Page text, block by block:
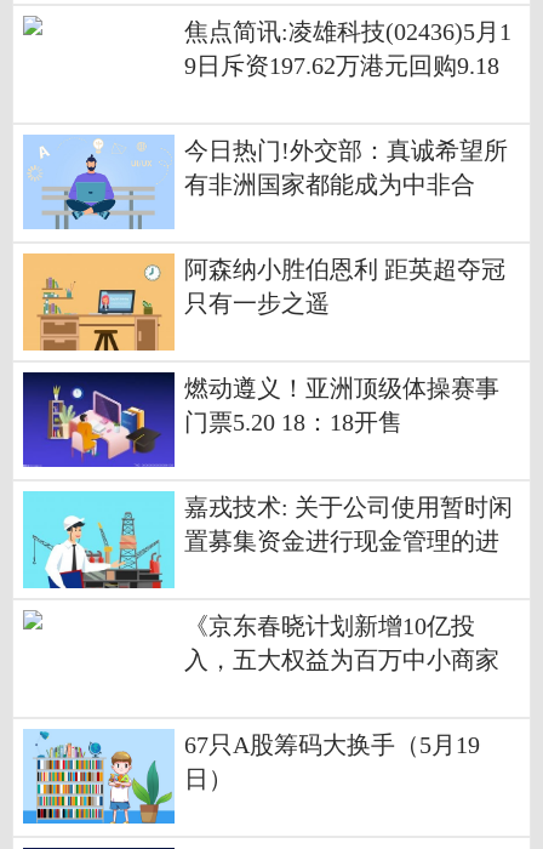
验证及技术方案交流
焦点简讯:凌雄科技(02436)5月1
9日斥资197.62万港元回购9.18
今日热门!外交部：真诚希望所
有非洲国家都能成为中非合
阿森纳小胜伯恩利 距英超夺冠
只有一步之遥
燃动遵义！亚洲顶级体操赛事
门票5.20 18：18开售
嘉戎技术: 关于公司使用暂时闲
置募集资金进行现金管理的进
《京东春晓计划新增10亿投
入，五大权益为百万中小商家
67只A股筹码大换手（5月19
日）